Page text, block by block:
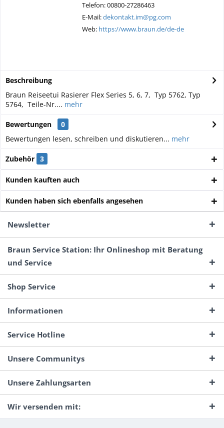
Telefon: 00800-27286463
E-Mail:dekontakt.im@pg.com
Web: https://www.braun.de/de-de
Beschreibung
Braun Reiseetui Rasierer Flex Series 5, 6, 7, Typ 5762, Typ
5764, Teile-Nr.... mehr
Bewertungen
0
Bewertungen lesen, schreiben und diskutieren... mehr
Zubehör 3
Kunden kauften auch
Kunden haben sich ebenfalls angesehen
Newsletter
Braun Service Station: Ihr Onlineshop mit Beratung
und Service
Shop Service
Informationen
Service Hotline
Unsere Communitys
Unsere Zahlungsarten
Wir versenden mit: